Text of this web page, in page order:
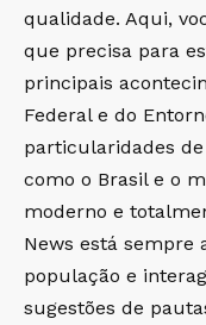
qualidade. Aqui,
que precisa para
principais
Federal e do
particularidades
como o Brasil e o
moderno e
News está sempre
população e
sugestões de